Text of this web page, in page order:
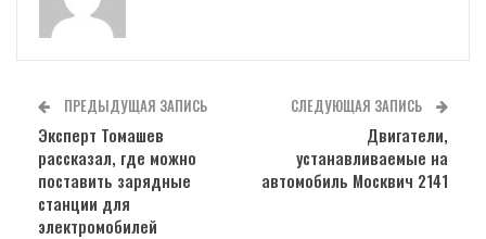
ПРЕДЫДУЩАЯ ЗАПИСЬ
Эксперт Томашев
рассказал, где можно
поставить зарядные
станции для
электромобилей
СЛЕДУЮЩАЯ ЗАПИСЬ
Двигатели,
устанавливаемые на
автомобиль Москвич 2141